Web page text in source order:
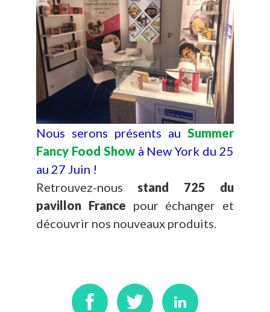
Nous serons présents au Summer
Fancy Food Show à New York du 25
au 27 Juin !
Retrouvez-nous stand 725 du
pavillon France pour échanger et
découvrir nos nouveaux produits.